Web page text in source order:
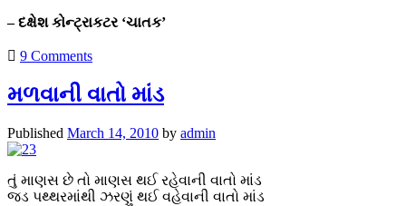
– દક્ષેશ કોન્ટ્રાકટર ‘ચાતક’
9 Comments
મળવાની વાતો માંડ
Published March 14, 2010 by admin
તું માણસ છે તો માણસ થઈ રહેવાની વાતો માંડ
જડ પથ્થરમાંથી ઝરણું થઈ વહેવાની વાતો માંડ